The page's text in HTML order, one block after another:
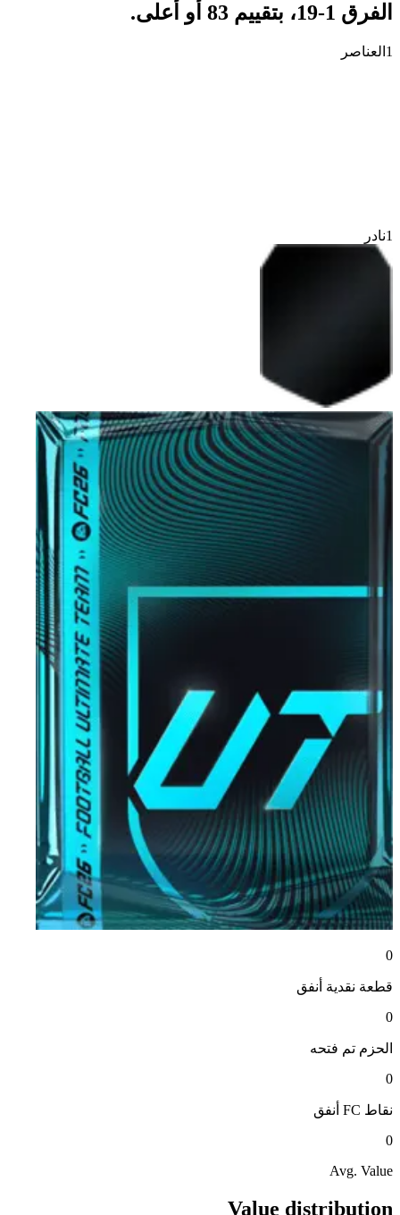
الفرق 1-19، بتقييم 83 أو أعلى.
1 العناصر
1نادر
0
قطعة نقدية أنفق
0
الحزم تم فتحه
0
نقاط FC
أنفق
0
Avg. Value
Value distribution